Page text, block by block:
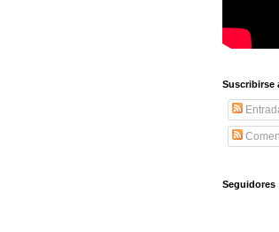
Suscribirse
Seguidores